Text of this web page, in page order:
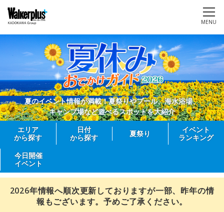
MENU
夏のイベント情報が満載！夏祭りやプール、海水浴場、
キャンプ場など遊べるスポットを大紹介
エリア
から探す
日付
から探す
夏祭り
イベント
ランキング
今日開催
イベント
2026年情報へ順次更新しておりますが一部、昨年の情
報もございます。予めご了承ください。